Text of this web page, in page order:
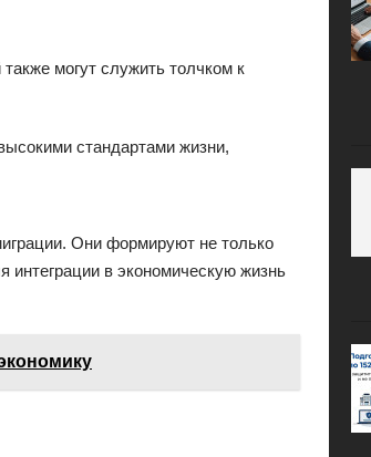
могут служить толчком к
стандартами жизни,
Они формируют не только
в экономическую жизнь